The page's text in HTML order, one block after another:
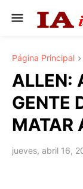
Página Principal
ALLEN:
GENTE
MATAR
jueves, abril 16,